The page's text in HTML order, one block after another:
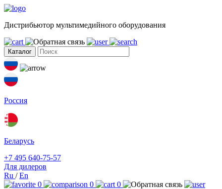
Дистрибьютор мультимедийного оборудования
Каталог
Россия
Беларусь
+7 495 640-75-57
Для дилеров
Ru /En
0
0 0